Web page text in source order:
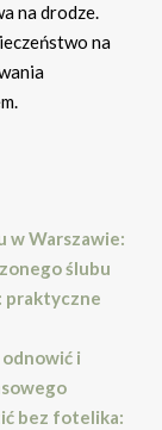
na drodze.
na
w Warszawie:
ślubu
praktyczne
i
bez fotelika: